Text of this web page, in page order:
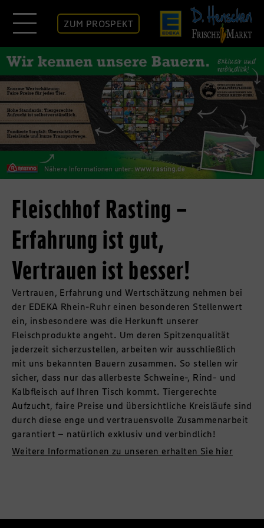
ZUM PROSPEKT
Fleischhof Rasting –
Erfahrung ist gut,
Vertrauen ist besser!
Vertrauen, Erfahrung und Wertschätzung nehmen bei
der EDEKA Rhein-Ruhr einen besonderen Stellenwert
ein, insbesondere was die Herkunft unserer
Fleischprodukte angeht. Um deren Spitzenqualität
jederzeit sicherzustellen, arbeiten wir ausschließlich
mit uns bekannten Bauern zusammen. So stellen wir
sicher, dass nur das allerbeste Schweine-, Rind- und
Kalbfleisch auf Ihren Tisch kommt. Tiergerechte
Aufzucht, faire Preise und übersichtliche Kreisläufe sind
durch diese enge und vertrauensvolle Zusammenarbeit
garantiert – natürlich exklusiv und verbindlich!
Weitere Informationen zu unseren erhalten Sie hier